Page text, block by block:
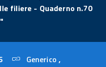
filiere - Quaderno n.70
Generico ,